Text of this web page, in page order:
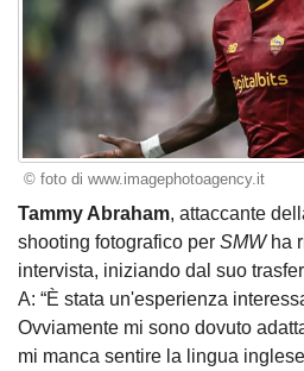
© foto di www.imagephotoagency.it
Tammy Abraham, attaccante
shooting fotografico per SMWha
intervista, iniziando dal suo
A: “È stata un'esperienza
Ovviamente mi sono dovuto
mi manca sentire la lingua